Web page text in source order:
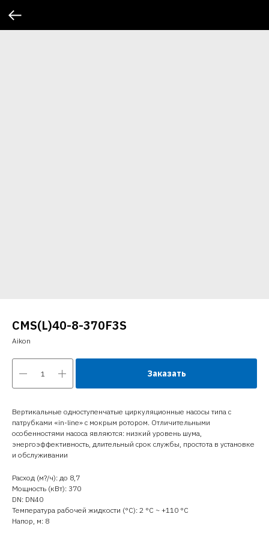
CMS(L)40-8-370F3S
Aikon
Заказать
Вертикальные одноступенчатые циркуляционные насосы типа с
патрубками «in-line» с мокрым ротором. Отличительными
особенностями насоса являются: низкий уровень шума,
энергоэффективность, длительный срок службы, простота в установке
и обслуживании
Расход (м?/ч): до 8,7
Мощность (кВт): 370
DN: DN40
Температура рабочей жидкости (°C): 2 °С ~ +110 °С
Напор, м: 8